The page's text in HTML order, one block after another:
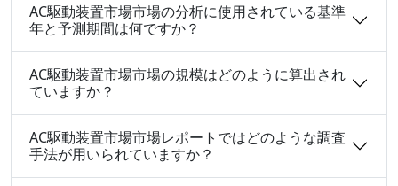
AC駆動装置市場市場の分析に使用されている基準
年と予測期間は何ですか？
AC駆動装置市場市場の規模はどのように算出され
ていますか？
AC駆動装置市場市場レポートではどのような調査
手法が用いられていますか？